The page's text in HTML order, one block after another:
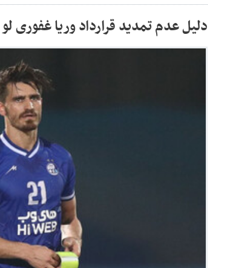
دلیل عدم تمدید قرارداد وریا غفوری